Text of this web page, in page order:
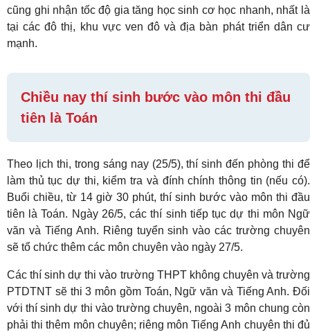
cũng ghi nhận tốc độ gia tăng học sinh cơ học nhanh, nhất là
tại các đô thị, khu vực ven đô và địa bàn phát triển dân cư
mạnh.
Chiều nay thí sinh bước vào môn thi đầu
tiên là Toán
Theo lịch thi, trong sáng nay (25/5), thí sinh đến phòng thi để
làm thủ tục dự thi, kiểm tra và đính chính thông tin (nếu có).
Buổi chiều, từ 14 giờ 30 phút, thí sinh bước vào môn thi đầu
tiên là Toán. Ngày 26/5, các thí sinh tiếp tục dự thi môn Ngữ
văn và Tiếng Anh. Riêng tuyển sinh vào các trường chuyên
sẽ tổ chức thêm các môn chuyên vào ngày 27/5.
Các thí sinh dự thi vào trường THPT không chuyên và trường
PTDTNT sẽ thi 3 môn gồm Toán, Ngữ văn và Tiếng Anh. Đối
với thí sinh dự thi vào trường chuyên, ngoài 3 môn chung còn
phải thi thêm môn chuyên; riêng môn Tiếng Anh chuyên thi đủ